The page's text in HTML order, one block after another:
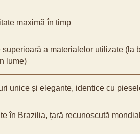
maximă în timp
superioară a materialelor utilizate (la
lume)
unice și elegante, identice cu
în Brazilia, țară recunoscută